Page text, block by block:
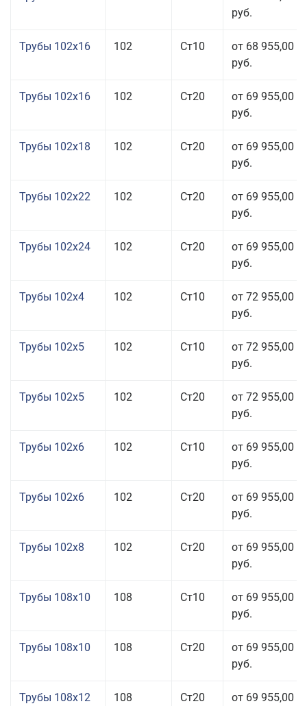
руб.
Трубы 102x16 102 Ст10
от 68 955,00
руб.
Трубы 102x16 102 Ст20
от 69 955,00
руб.
Трубы 102x18 102 Ст20
от 69 955,00
руб.
Трубы 102x22 102 Ст20
от 69 955,00
руб.
Трубы 102x24 102 Ст20
от 69 955,00
руб.
Трубы 102x4 102 Ст10
от 72 955,00
руб.
Трубы 102x5 102 Ст10
от 72 955,00
руб.
Трубы 102x5 102 Ст20
от 72 955,00
руб.
Трубы 102x6 102 Ст10
от 69 955,00
руб.
Трубы 102x6 102 Ст20
от 69 955,00
руб.
Трубы 102x8 102 Ст20
от 69 955,00
руб.
Трубы 108x10 108 Ст10
от 69 955,00
руб.
Трубы 108x10 108 Ст20
от 69 955,00
руб.
Трубы 108x12 108 Ст20
от 69 955,00